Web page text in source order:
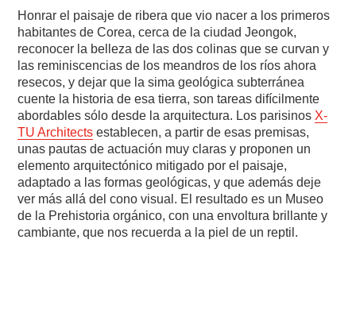
Honrar el paisaje de ribera que vio nacer a los primeros
habitantes de Corea, cerca de la ciudad Jeongok,
reconocer la belleza de las dos colinas que se curvan y
las reminiscencias de los meandros de los ríos ahora
resecos, y dejar que la sima geológica subterránea
cuente la historia de esa tierra, son tareas difícilmente
abordables sólo desde la arquitectura. Los parisinos X-
TU Architects establecen, a partir de esas premisas,
unas pautas de actuación muy claras y proponen un
elemento arquitectónico mitigado por el paisaje,
adaptado a las formas geológicas, y que además deje
ver más allá del cono visual. El resultado es un Museo
de la Prehistoria orgánico, con una envoltura brillante y
cambiante, que nos recuerda a la piel de un reptil.